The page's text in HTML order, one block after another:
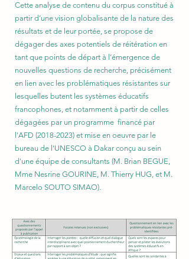
Cette analyse de contenu du corpus constitué à
partir d’une vision globalisante de la nature des
résultats et de leur portée, se propose de
dégager des axes potentiels de réitération en
tant que points de départ à l’émergence de
nouvelles questions de recherche, précisément
en lien avec les problématiques résistantes sur
lesquelles butent les systèmes éducatifs
francophones, et notamment à partir de celles
dégagées par un programme financé par
l'AFD (2018-2023) et mise en oeuvre par le
bureau de l'UNESCO à Dakar conçu au sein
d'une équipe de consultants (M. Brian BEGUE,
Mme Nesrine GOURINE, M. Thierry HUG, et M.
Marcelo SOUTO SIMAO).